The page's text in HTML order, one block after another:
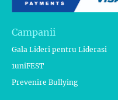
Campanii
Gala Lideri pentru Liderasi
1uniFEST
Prevenire Bullying